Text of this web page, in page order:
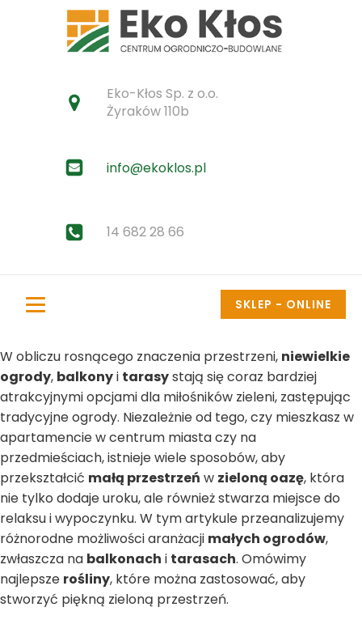
Eko-Kłos Sp. z o.o.
Żyraków 110b
info@ekoklos.pl
14 682 28 66
SKLEP - ONLINE
W obliczu rosnącego znaczenia przestrzeni, niewielkie
ogrody, balkonyi tarasystają się coraz bardziej
atrakcyjnymi opcjami dla miłośników zieleni, zastępując
tradycyjne ogrody. Niezależnie od tego, czy mieszkasz w
apartamencie w centrum miasta czy na
przedmieściach, istnieje wiele sposobów, aby
przekształcić małą przestrzeń w zieloną oazę, która
nie tylko dodaje uroku, ale również stwarza miejsce do
relaksu i wypoczynku. W tym artykule przeanalizujemy
różnorodne możliwości aranżacji małych ogrodów,
zwłaszcza na balkonach i tarasach. Omówimy
najlepsze rośliny, które można zastosować, aby
stworzyć piękną zieloną przestrzeń.